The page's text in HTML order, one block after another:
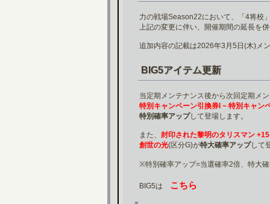
力の戦場Season22において、「4将校
上記の変更に伴い、開催期間の延長を
追加内容の記載は2026年3月5日(木)メ
BIG5アイテム更新
当定期メンテナンス後から次回定期メ
特別キャンペーン引換券I ~ 特別キャン
特別確率アップして登場します。
また、 封印された黎明のタリスマン +15
創世の光(区分G)が特大確率アップして
※特別確率アップ=当選確率2倍、特大
BIG5は こちら